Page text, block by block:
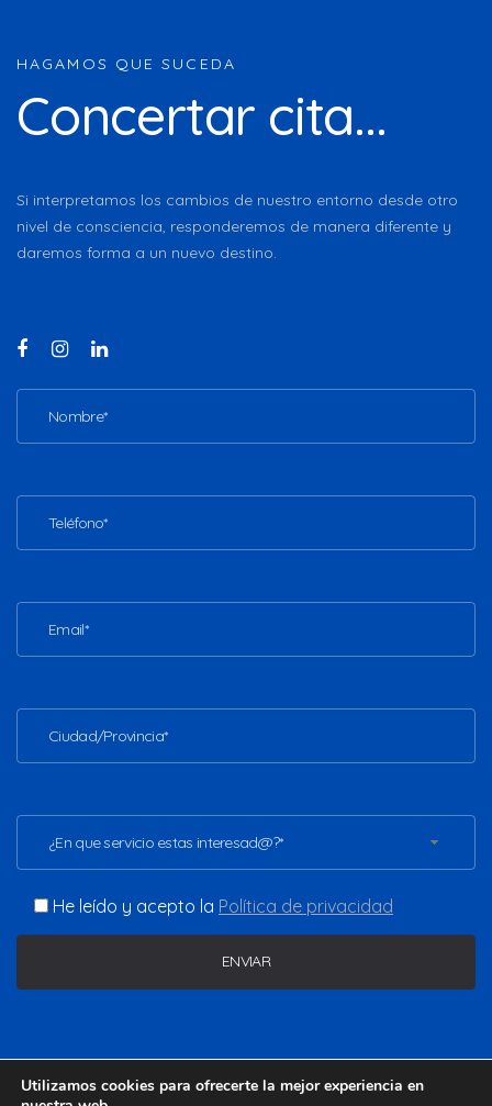
HAGAMOS QUE SUCEDA
Concertar cita...
Si interpretamos los cambios de nuestro entorno desde otro
nivel de consciencia, responderemos de manera diferente y
daremos forma a un nuevo destino.
¿En que servicio estas interesad@?*
He leído y acepto la Política de privacidad
Utilizamos cookies para ofrecerte la mejor experiencia en